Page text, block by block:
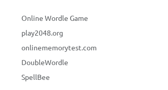
Online Wordle Game
play2048.org
onlinememorytest.com
DoubleWordle
SpellBee